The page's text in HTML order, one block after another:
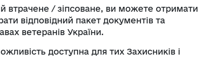
втрачене / зіпсоване, ви можете отримати
відповідний пакет документів та
ветеранів України.
доступна для тих Захисників і